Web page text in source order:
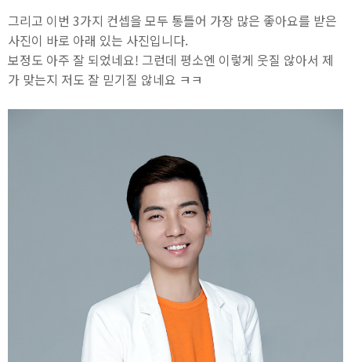
그리고 이번 3가지 컨셉을 모두 통틀어 가장 많은 좋아요를 받은
사진이 바로 아래 있는 사진입니다.
보정도 아주 잘 되었네요! 그런데 평소엔 이렇게 웃질 않아서 제
가 맞는지 저도 잘 믿기질 않네요 ㅋㅋ